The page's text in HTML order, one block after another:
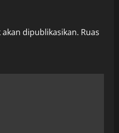
dipublikasikan. Ruas